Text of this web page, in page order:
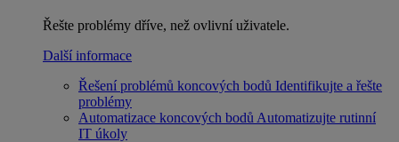
Řešte problémy dříve, než ovlivní uživatele.
Další informace
Řešení problémů koncových bodů Identifikujte a řešte
problémy
Automatizace koncových bodů Automatizujte rutinní
IT úkoly